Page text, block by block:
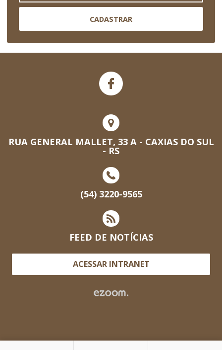
CADASTRAR
RUA GENERAL MALLET, 33 A - CAXIAS DO SUL
- RS
(54) 3220-9565
FEED DE NOTÍCIAS
ACESSAR INTRANET